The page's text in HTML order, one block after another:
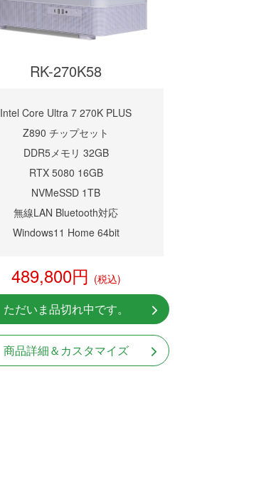
RK-270K58
Intel Core Ultra 7 270K PLUS
Z890 チップセット
DDR5メモリ 32GB
RTX 5080 16GB
NVMeSSD 1TB
無線LAN Bluetooth対応
Windows11 Home 64bit
489,800円 (税込)
ただいま品切れ中です。
商品詳細＆カスタマイズ